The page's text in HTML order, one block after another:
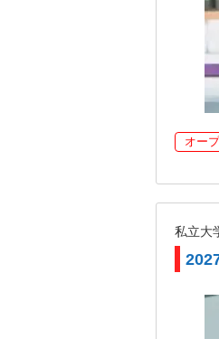
オー
私立大